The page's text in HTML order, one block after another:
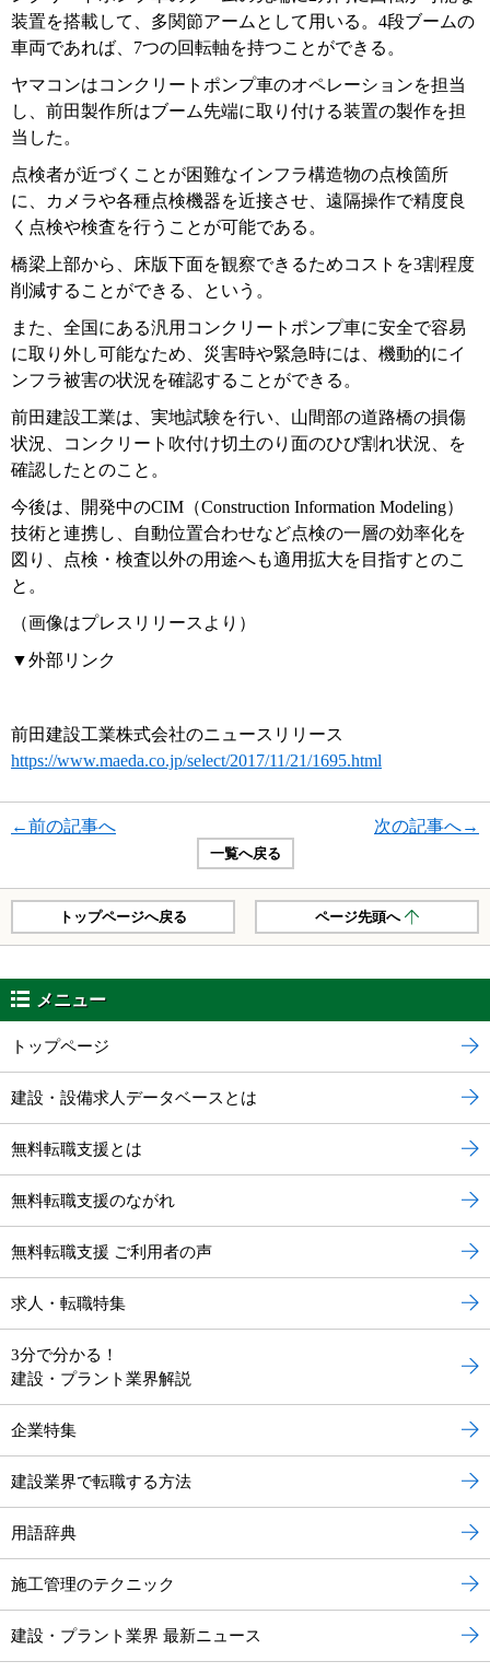
装置を搭載して、多関節アームとして用いる。4段ブームの
車両であれば、7つの回転軸を持つことができる。
ヤマコンはコンクリートポンプ車のオペレーションを担当
し、前田製作所はブーム先端に取り付ける装置の製作を担
当した。
点検者が近づくことが困難なインフラ構造物の点検箇所
に、カメラや各種点検機器を近接させ、遠隔操作で精度良
く点検や検査を行うことが可能である。
橋梁上部から、床版下面を観察できるためコストを3割程度
削減することができる、という。
また、全国にある汎用コンクリートポンプ車に安全で容易
に取り外し可能なため、災害時や緊急時には、機動的にイ
ンフラ被害の状況を確認することができる。
前田建設工業は、実地試験を行い、山間部の道路橋の損傷
状況、コンクリート吹付け切土のり面のひび割れ状況、を
確認したとのこと。
今後は、開発中のCIM（Construction Information Modeling）
技術と連携し、自動位置合わせなど点検の一層の効率化を
図り、点検・検査以外の用途へも適用拡大を目指すとのこ
と。
（画像はプレスリリースより）
▼外部リンク
前田建設工業株式会社のニュースリリース
https://www.maeda.co.jp/select/2017/11/21/1695.html
←前の記事へ 次の記事へ→
一覧へ戻る
トップページへ戻る ページ先頭へ
メニュー
トップページ
建設・設備求人データベースとは
無料転職支援とは
無料転職支援のながれ
無料転職支援 ご利用者の声
求人・転職特集
3分で分かる！
建設・プラント業界解説
企業特集
建設業界で転職する方法
用語辞典
施工管理のテクニック
建設・プラント業界 最新ニュース